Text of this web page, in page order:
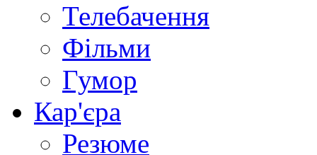
Телебачення
Фільми
Гумор
Кар'єра
Резюме